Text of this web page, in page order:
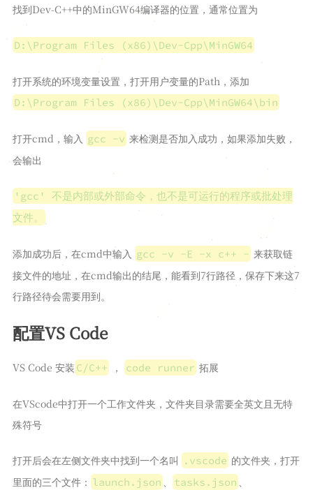
找到Dev-C++中的MinGW64编译器的位置，通常位置为
D:\Program Files (x86)\Dev-Cpp\MinGW64
打开系统的环境变量设置，打开用户变量的Path，添加
D:\Program Files (x86)\Dev-Cpp\MinGW64\bin
打开cmd，输入 gcc -v 来检测是否加入成功，如果添加失败，
会输出
'gcc' 不是内部或外部命令，也不是可运行的程序或批处理
文件。
添加成功后，在cmd中输入 gcc -v -E -x c++ - 来获取链
接文件的地址，在cmd输出的结尾，能看到7行路径，保存下来这7
行路径待会需要用到。
配置VS Code
VS Code 安装 C/C++ ， code runner 拓展
在VScode中打开一个工作文件夹，文件夹目录需要全英文且无特
殊符号
打开后会在左侧文件夹中找到一个名叫 .vscode 的文件夹，打开
里面的三个文件： launch.json 、 tasks.json 、
GAMES
日志
工具
Time
2048
学术站